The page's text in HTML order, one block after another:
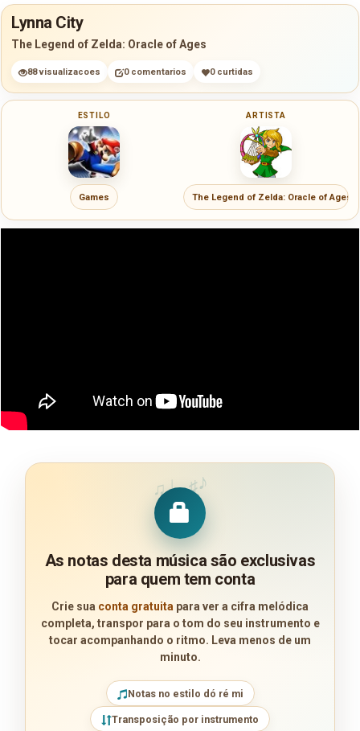
Lynna City
The Legend of Zelda: Oracle of Ages
88 visualizacoes 0 comentarios 0 curtidas
ESTILO
Games
ARTISTA
The Legend of Zelda: Oracle of Ages
♫♩♯♪
As notas desta música são exclusivas
para quem tem conta
Crie sua conta gratuita para ver a cifra melódica
completa, transpor para o tom do seu instrumento e
tocar acompanhando o ritmo. Leva menos de um
minuto.
Notas no estilo dó ré mi
Transposição por instrumento